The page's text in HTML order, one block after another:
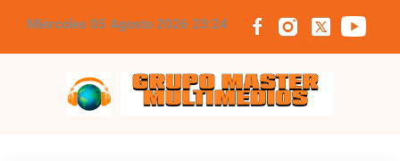
Miércoles 05 Agosto 2026 23:24
Grupo Master Multimedios